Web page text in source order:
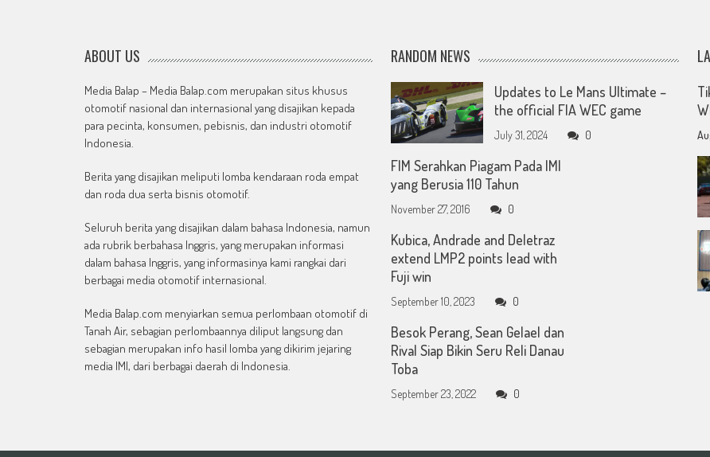
ABOUT US
Media Balap – Media Balap.com merupakan situs khusus
otomotif nasional dan internasional yang disajikan kepada
para pecinta, konsumen, pebisnis, dan industri otomotif
Indonesia.
Berita yang disajikan meliputi lomba kendaraan roda empat
dan roda dua serta bisnis otomotif.
Seluruh berita yang disajikan dalam bahasa Indonesia, namun
ada rubrik berbahasa Inggris, yang merupakan informasi
dalam bahasa Inggris, yang informasinya kami rangkai dari
berbagai media otomotif internasional.
Media Balap.com menyiarkan semua perlombaan otomotif di
Tanah Air, sebagian perlombaannya diliput langsung dan
sebagian merupakan info hasil lomba yang dikirim jejaring
media IMI, dari berbagai daerah di Indonesia.
RANDOM NEWS
Updates to Le Mans Ultimate –
the official FIA WEC game
July 31, 2024 0
FIM Serahkan Piagam Pada IMI
yang Berusia 110 Tahun
November 27, 2016 0
Kubica, Andrade and Deletraz
extend LMP2 points lead with
Fuji win
September 10, 2023 0
Besok Perang, Sean Gelael dan
Rival Siap Bikin Seru Reli Danau
Toba
September 23, 2022 0